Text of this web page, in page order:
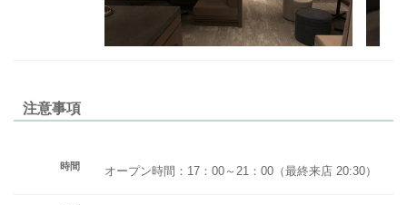
注意事項
時間 オープン時間：17：00～21：00（最終来店 20:30）